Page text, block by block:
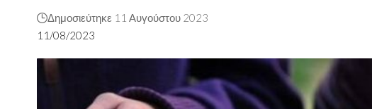
11/08/2023
Δημοσιεύτηκε 11 Αυγούστου 2023